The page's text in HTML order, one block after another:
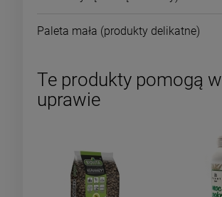
Paleta mała (produkty delikatne)
Te produkty pomogą w
uprawie